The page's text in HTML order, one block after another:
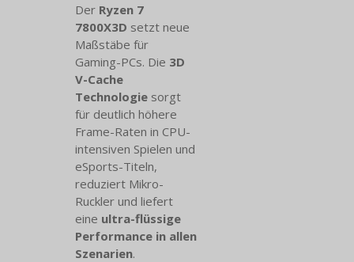
Der Ryzen 7
7800X3D setzt neue
Maßstäbe für
Gaming-PCs. Die 3D
V-Cache
Technologiesorgt
für deutlich höhere
Frame-Raten in CPU-
intensiven Spielen und
eSports-Titeln,
reduziert Mikro-
Ruckler und liefert
eine ultra-flüssige
Performance in allen
Szenarien.